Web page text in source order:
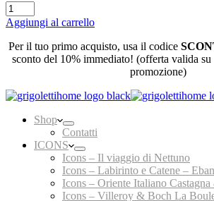
Piatto
Pane
cm
17
-
Rosenthal
Aggiungi al carrello
Per il tuo primo acquisto, usa il codice
sconto del 10% immediato! (offerta valida
promozione)
Shop
Contatti
ICONS
Icons – Il viaggio di Nettuno
Icons – Labirinto e Catene –
Icons – Oriente Italiano
Icons – Villeroy & Boch La